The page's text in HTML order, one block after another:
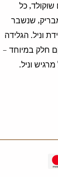
שוקולד, כל
שנשבר
וניל. הגלידה
חלק במיוחד –
וניל.